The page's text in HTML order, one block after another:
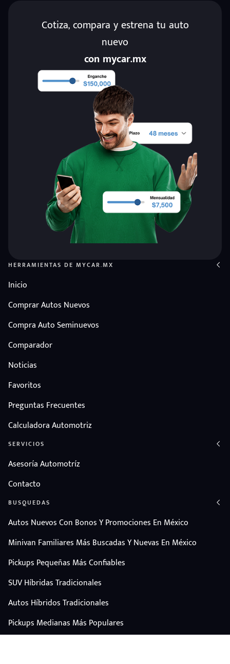
Cotiza, compara y estrena tu auto
nuevo
con mycar.mx
HERRAMIENTAS DE MYCAR.MX
Inicio
Comprar Autos Nuevos
Compra Auto Seminuevos
Comparador
Noticias
Favoritos
Preguntas Frecuentes
Calculadora Automotriz
SERVICIOS
Asesoría Automotríz
Contacto
BUSQUEDAS
Autos Nuevos Con Bonos Y Promociones En México
Minivan Familiares Más Buscadas Y Nuevas En México
Pickups Pequeñas Más Confiables
SUV Híbridas Tradicionales
Autos Híbridos Tradicionales
Pickups Medianas Más Populares